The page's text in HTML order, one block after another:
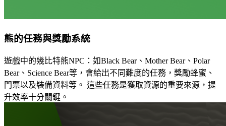
熊的任務與獎勵系統
遊戲中的幾比特熊NPC：如Black Bear、Mother Bear、Polar
Bear、Science Bear等，會給出不同難度的任務，獎勵蜂蜜、
門票以及裝備資料等。 這些任務是獲取資源的重要來源，提
升效率十分關鍵。